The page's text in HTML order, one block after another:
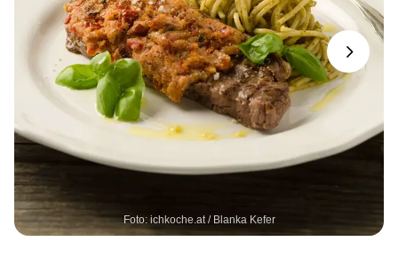
Foto: ichkoche.at / Blanka Kefer
Next